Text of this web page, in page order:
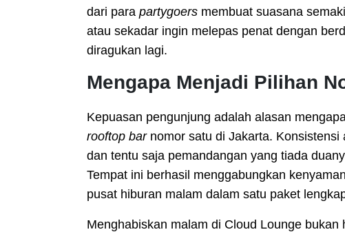
dari para partygoers membuat suasana
atau sekadar ingin melepas penat dengan
diragukan lagi.
Mengapa Menjadi Pilihan
Kepuasan pengunjung adalah alasan
rooftop barnomor satu di Jakarta. Konsistensi
dan tentu saja pemandangan yang tiada
Tempat ini berhasil menggabungkan
pusat hiburan malam dalam satu paket
Menghabiskan malam di Cloud Lounge